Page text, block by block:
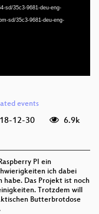
sd/35c3-9681-deu-eng-
sd/35c3-9681-deu-eng-
deu
1080p (webm)
events
12-30
6.9k
PI ein
ich dabei
habe. Das Projekt ist noch
Trotzdem will
Butterbrotdose